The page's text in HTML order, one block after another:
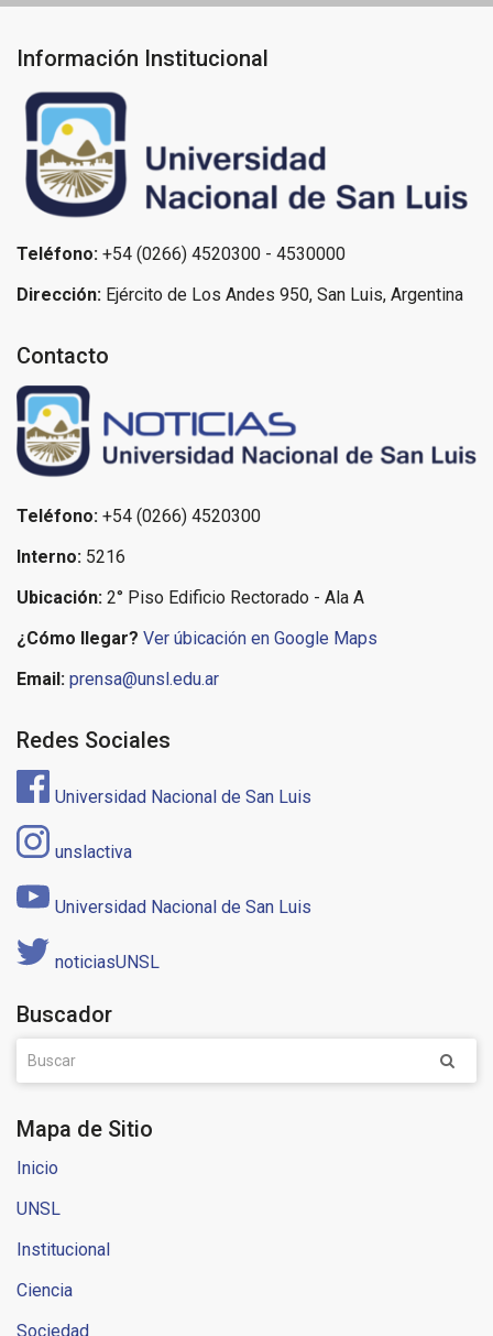
Información Institucional
Teléfono: +54 (0266) 4520300 - 4530000
Dirección: Ejército de Los Andes 950, San Luis, Argentina
Contacto
Teléfono: +54 (0266) 4520300
Interno: 5216
Ubicación: 2° Piso Edificio Rectorado - Ala A
¿Cómo llegar? Ver úbicación en Google Maps
Email: prensa@unsl.edu.ar
Redes Sociales
Universidad Nacional de San Luis
unslactiva
Universidad Nacional de San Luis
noticiasUNSL
Buscador
Mapa de Sitio
Inicio
UNSL
Institucional
Ciencia
Sociedad